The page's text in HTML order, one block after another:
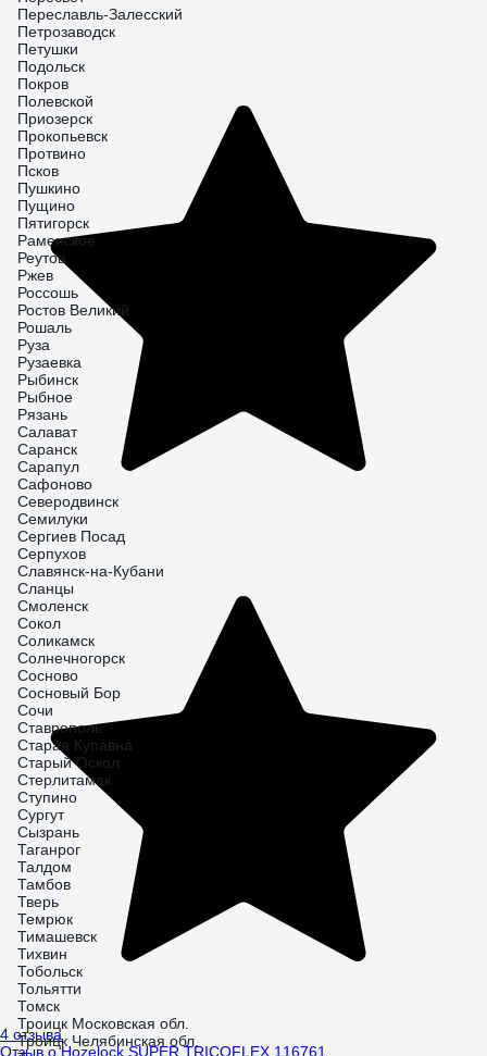
4 отзыва
Отзыв о Hozelock SUPER TRICOFLEX 116761
Переславль-Залесский
Петрозаводск
Петушки
Подольск
Покров
Полевской
Приозерск
Прокопьевск
Протвино
Псков
Пушкино
Пущино
Пятигорск
Раменское
Реутов
Ржев
Россошь
Ростов Великий
Рошаль
Руза
Рузаевка
Рыбинск
Рыбное
Рязань
Салават
Саранск
Сарапул
Сафоново
Северодвинск
Семилуки
Сергиев Посад
Серпухов
Славянск-на-Кубани
Сланцы
Смоленск
Сокол
Соликамск
Солнечногорск
Сосново
Сосновый Бор
Сочи
Ставрополь
Старая Купавна
Старый Оскол
Стерлитамак
Ступино
Сургут
Сызрань
Таганрог
Талдом
Тамбов
Тверь
Темрюк
Тимашевск
Тихвин
Тобольск
Тольятти
Томск
Троицк Московская обл.
Троицк Челябинская обл.